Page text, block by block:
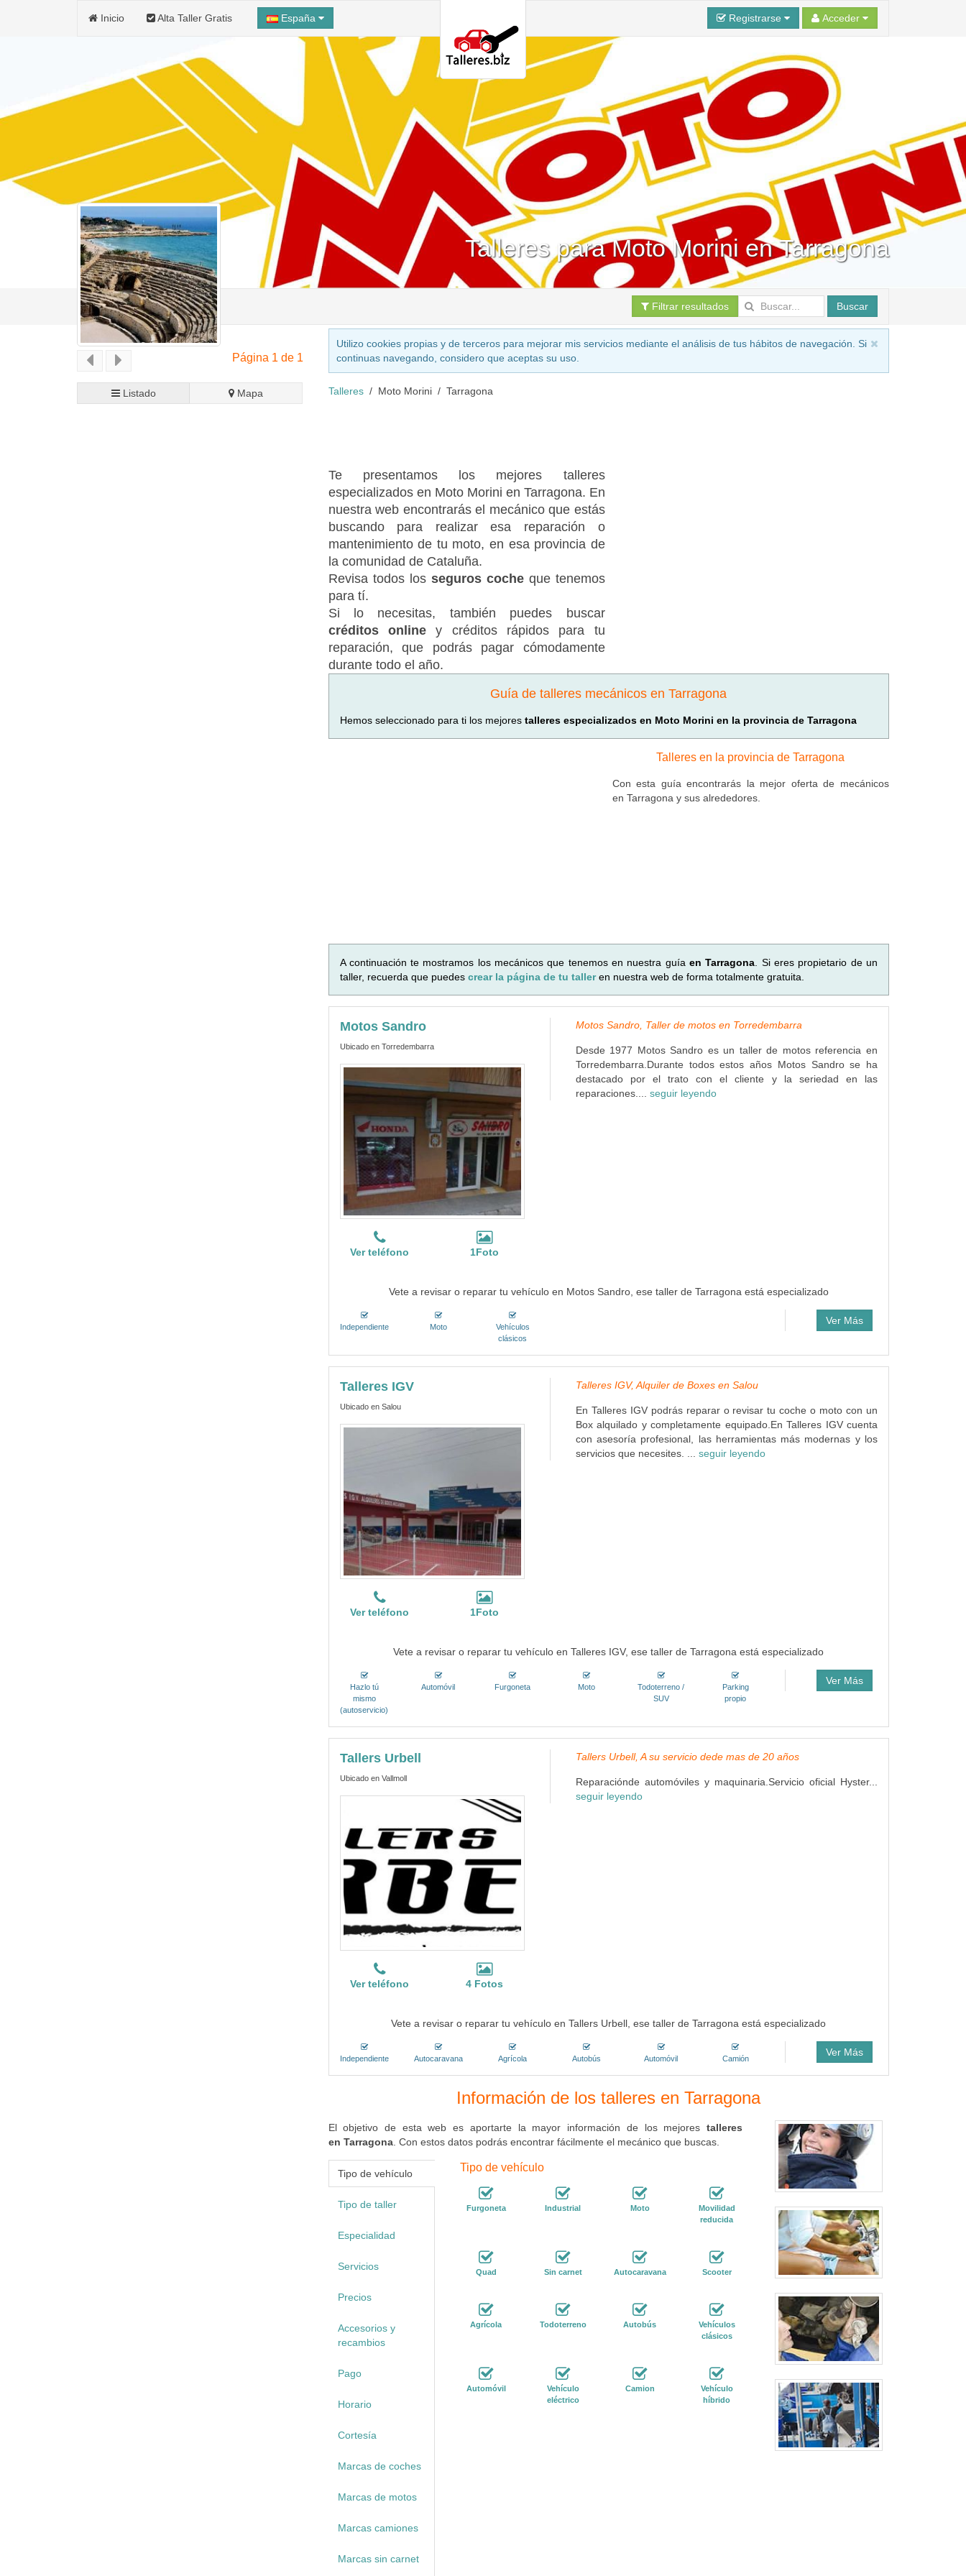
Inicio Alta Taller Gratis España Registrarse Acceder
Talleres para Moto Morini en Tarragona
Filtrar resultados Buscar
Página 1 de 1
Listado Mapa
Utilizo cookies propias y de terceros para mejorar mis servicios mediante el análisis de tus hábitos de navegación. Si
continuas navegando, considero que aceptas su uso.
Talleres Moto Morini Tarragona
Te presentamos los mejores talleres
especializados en Moto Morini en Tarragona. En
nuestra web encontrarás el mecánico que estás
buscando para realizar esa reparación o
mantenimiento de tu moto, en esa provincia de
la comunidad de Cataluña.
Revisa todos los seguros cocheque tenemos
para tí.
Si lo necesitas, también puedes buscar
créditos onliney créditos rápidos para tu
reparación, que podrás pagar cómodamente
durante todo el año.
Guía de talleres mecánicos en Tarragona
Hemos seleccionado para ti los mejores talleres especializados en Moto Morini en la provincia de Tarragona
Talleres en la provincia de Tarragona
Con esta guía encontrarás la mejor oferta de mecánicos
en Tarragona y sus alrededores.
A continuación te mostramos los mecánicos que tenemos en nuestra guíaen Tarragona . Si eres propietario de un
taller, recuerda que puedes crear la página de tu talleren nuestra web de forma totalmente gratuita.
Motos Sandro
Ubicado en Torredembarra
Ver teléfono 1Foto
Motos Sandro, Taller de motos en Torredembarra
Desde 1977 Motos Sandro es un taller de motos referencia en
Torredembarra.Durante todos estos años Motos Sandro se ha
destacado por el trato con el cliente y la seriedad en las
reparaciones.... seguir leyendo
Vete a revisar o reparar tu vehículo en Motos Sandro, ese taller de Tarragona está especializado
Independiente Moto
Vehículos
clásicos
Ver Más
Talleres IGV
Ubicado en Salou
Ver teléfono 1Foto
Talleres IGV, Alquiler de Boxes en Salou
En Talleres IGV podrás reparar o revisar tu coche o moto con un
Box alquilado y completamente equipado.En Talleres IGV cuenta
con asesoría profesional, las herramientas más modernas y los
servicios que necesites. ... seguir leyendo
Vete a revisar o reparar tu vehículo en Talleres IGV, ese taller de Tarragona está especializado
Hazlo tú
mismo
(autoservicio)
Automóvil Furgoneta Moto
Todoterreno /
SUV
Parking
propio
Ver Más
Tallers Urbell
Ubicado en Vallmoll
Ver teléfono 4 Fotos
Tallers Urbell, A su servicio dede mas de 20 años
Reparaciónde automóviles y maquinaria.Servicio oficial Hyster...
seguir leyendo
Vete a revisar o reparar tu vehículo en Tallers Urbell, ese taller de Tarragona está especializado
Independiente Autocaravana Agrícola Autobús Automóvil Camión
Ver Más
Información de los talleres en Tarragona
El objetivo de esta web es aportarte la mayor información de los mejorestalleres
en Tarragona. Con estos datos podrás encontrar fácilmente el mecánico que buscas.
Tipo de vehículo
Tipo de taller
Especialidad
Servicios
Precios
Accesorios y
recambios
Pago
Horario
Cortesía
Marcas de coches
Marcas de motos
Marcas camiones
Marcas sin carnet
Tipo de vehículo
Furgoneta Industrial Moto
Movilidad
reducida
Quad Sin carnet Autocaravana Scooter
Agrícola Todoterreno Autobús
Vehículos
clásicos
Automóvil
Vehículo
eléctrico
Camion
Vehículo
híbrido